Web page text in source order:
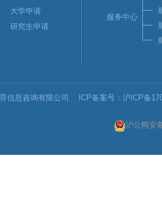
大学申请
研究生申请
服务中心
信息咨询有限公司 ICP备案号： 沪ICP备
沪公网安